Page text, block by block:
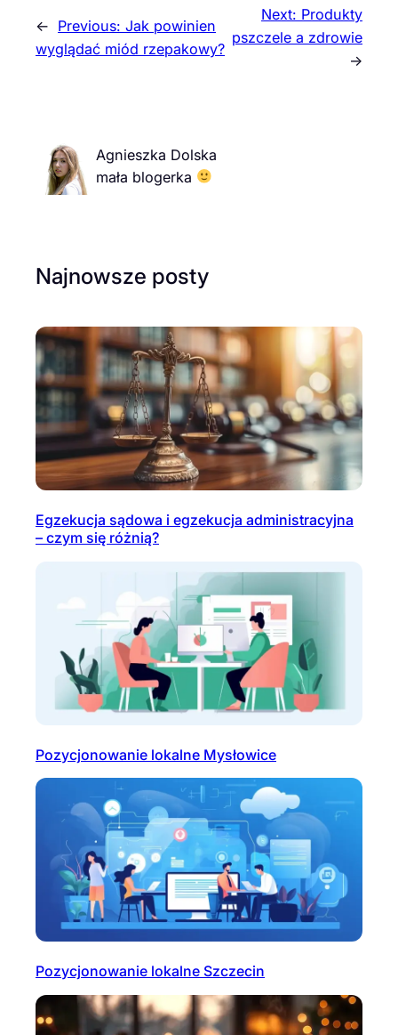
← Previous: Jak powinien
wyglądać miód rzepakowy?
Next: Produkty
pszczele a zdrowie
→
Agnieszka Dolska
mała blogerka
Najnowsze posty
Egzekucja sądowa i egzekucja administracyjna
– czym się różnią?
Pozycjonowanie lokalne Mysłowice
Pozycjonowanie lokalne Szczecin